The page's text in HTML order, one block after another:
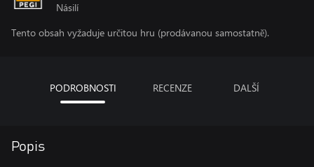
Násilí
Tento obsah vyžaduje určitou hru (prodávanou samostatně).
PODROBNOSTI RECENZE DALŠÍ
Popis